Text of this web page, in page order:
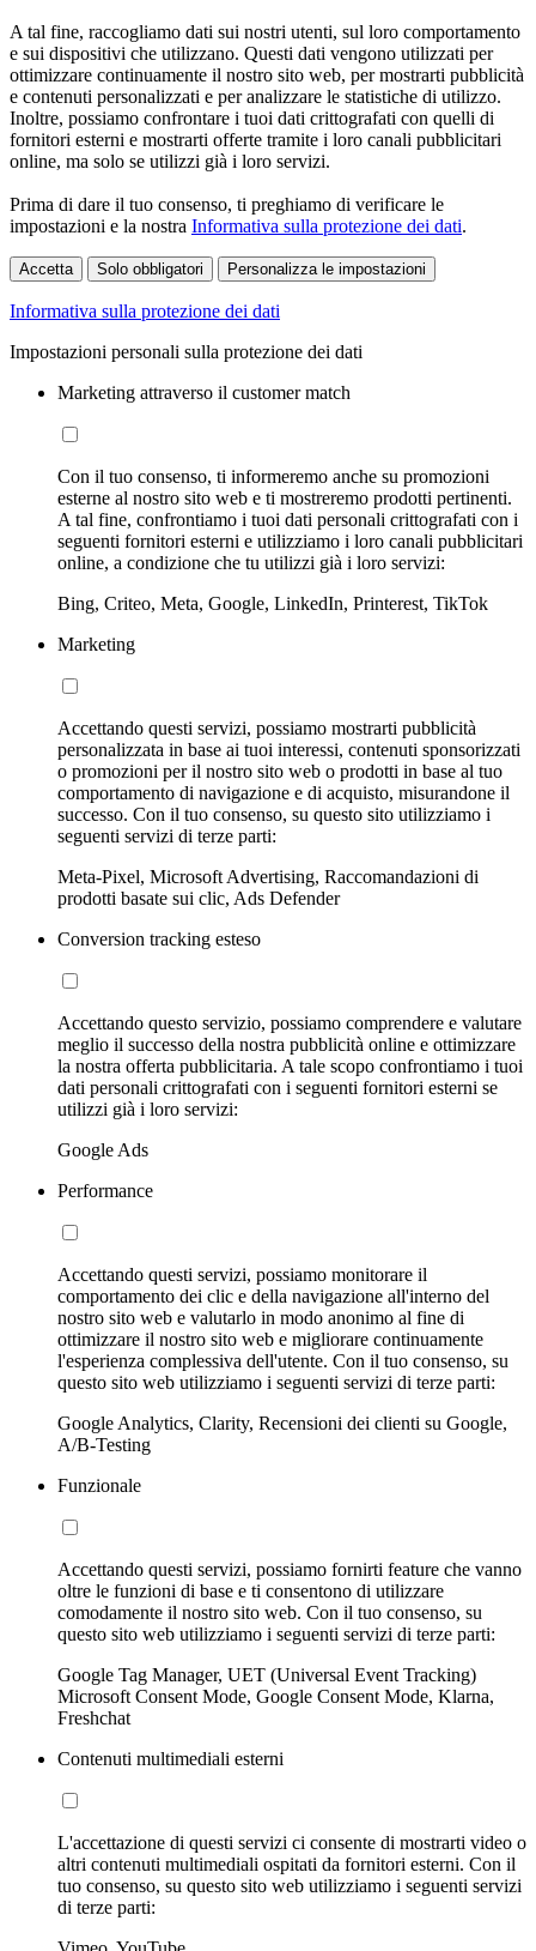
A tal fine, raccogliamo dati sui nostri utenti, sul loro comportamento
e sui dispositivi che utilizzano. Questi dati vengono utilizzati per
ottimizzare continuamente il nostro sito web, per mostrarti pubblicità
e contenuti personalizzati e per analizzare le statistiche di utilizzo.
Inoltre, possiamo confrontare i tuoi dati crittografati con quelli di
fornitori esterni e mostrarti offerte tramite i loro canali pubblicitari
online, ma solo se utilizzi già i loro servizi.
Prima di dare il tuo consenso, ti preghiamo di verificare le
impostazioni e la nostra Informativa sulla protezione dei dati.
Accetta Solo obbligatori Personalizza le impostazioni
Informativa sulla protezione dei dati
Impostazioni personali sulla protezione dei dati
Marketing attraverso il customer match
Con il tuo consenso, ti informeremo anche su promozioni
esterne al nostro sito web e ti mostreremo prodotti pertinenti.
A tal fine, confrontiamo i tuoi dati personali crittografati con i
seguenti fornitori esterni e utilizziamo i loro canali pubblicitari
online, a condizione che tu utilizzi già i loro servizi:
Bing, Criteo, Meta, Google, LinkedIn, Printerest, TikTok
Marketing
Accettando questi servizi, possiamo mostrarti pubblicità
personalizzata in base ai tuoi interessi, contenuti sponsorizzati
o promozioni per il nostro sito web o prodotti in base al tuo
comportamento di navigazione e di acquisto, misurandone il
successo. Con il tuo consenso, su questo sito utilizziamo i
seguenti servizi di terze parti:
Meta-Pixel, Microsoft Advertising, Raccomandazioni di
prodotti basate sui clic, Ads Defender
Conversion tracking esteso
Accettando questo servizio, possiamo comprendere e valutare
meglio il successo della nostra pubblicità online e ottimizzare
la nostra offerta pubblicitaria. A tale scopo confrontiamo i tuoi
dati personali crittografati con i seguenti fornitori esterni se
utilizzi già i loro servizi:
Google Ads
Performance
Accettando questi servizi, possiamo monitorare il
comportamento dei clic e della navigazione all'interno del
nostro sito web e valutarlo in modo anonimo al fine di
ottimizzare il nostro sito web e migliorare continuamente
l'esperienza complessiva dell'utente. Con il tuo consenso, su
questo sito web utilizziamo i seguenti servizi di terze parti:
Google Analytics, Clarity, Recensioni dei clienti su Google,
A/B-Testing
Funzionale
Accettando questi servizi, possiamo fornirti feature che vanno
oltre le funzioni di base e ti consentono di utilizzare
comodamente il nostro sito web. Con il tuo consenso, su
questo sito web utilizziamo i seguenti servizi di terze parti:
Google Tag Manager, UET (Universal Event Tracking)
Microsoft Consent Mode, Google Consent Mode, Klarna,
Freshchat
Contenuti multimediali esterni
L'accettazione di questi servizi ci consente di mostrarti video o
altri contenuti multimediali ospitati da fornitori esterni. Con il
tuo consenso, su questo sito web utilizziamo i seguenti servizi
di terze parti: